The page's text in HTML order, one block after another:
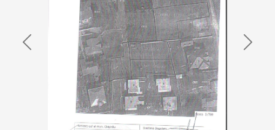
Previous Next